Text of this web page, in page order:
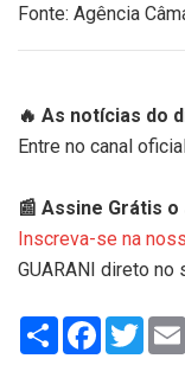
Fonte: Agência
🔥 As notícias do
Entre no canal
📰 Assine Grátis o
Inscreva-se na
GUARANI direto no
Share Facebook